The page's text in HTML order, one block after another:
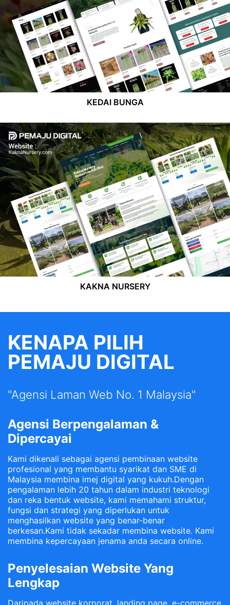
KEDAI BUNGA
KAKNA NURSERY
KENAPA PILIH
PEMAJU DIGITAL
"Agensi Laman Web No. 1 Malaysia"
Agensi Berpengalaman &
Dipercayai
Kami dikenali sebagai agensi pembinaan website
profesional yang membantu syarikat dan SME di
Malaysia membina imej digital yang kukuh.Dengan
pengalaman lebih 20 tahun dalam industri teknologi
dan reka bentuk website, kami memahami struktur,
fungsi dan strategi yang diperlukan untuk
menghasilkan website yang benar-benar
berkesan.Kami tidak sekadar membina website. Kami
membina kepercayaan jenama anda secara online.
Penyelesaian Website Yang
Lengkap